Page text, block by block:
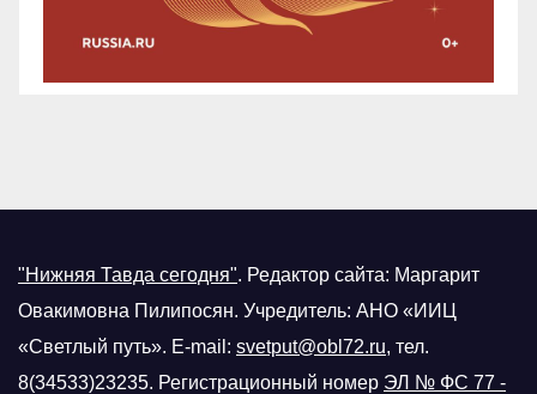
"Нижняя Тавда сегодня". Редактор сайта: Маргарит
Овакимовна Пилипосян. Учредитель: АНО «ИИЦ
«Светлый путь». E-mail: svetput@obl72.ru, тел.
8(34533)23235. Регистрационный номер ЭЛ № ФС 77 -